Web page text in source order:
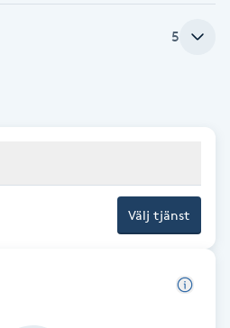
5
Välj tjänst